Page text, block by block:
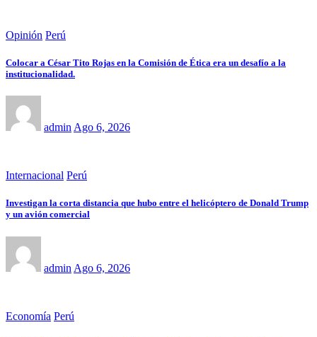
Opinión Perú
Colocar a César Tito Rojas en la Comisión de Ética era un desafío a la
institucionalidad.
admin Ago 6, 2026
Internacional Perú
Investigan la corta distancia que hubo entre el helicóptero de Donald Trump
y un avión comercial
admin Ago 6, 2026
Economía Perú